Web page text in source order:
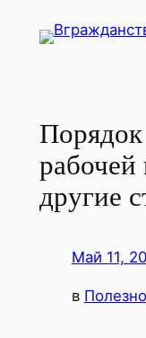
другие
Май 11,
в